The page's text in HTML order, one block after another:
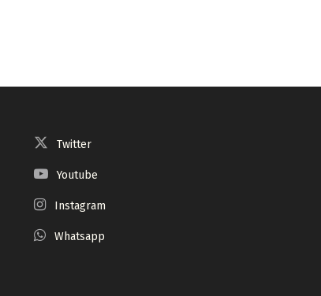
Twitter
Youtube
Instagram
Whatsapp